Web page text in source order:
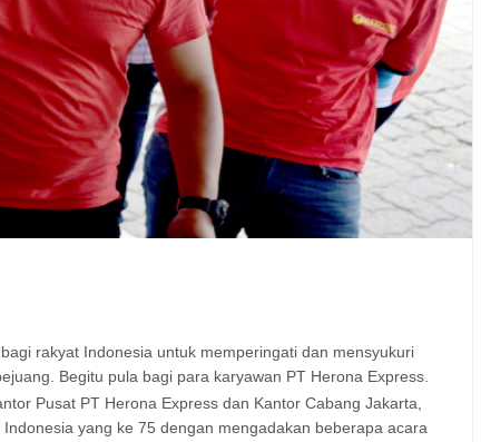
rakyat Indonesia untuk memperingati dan mensyukuri
Begitu pula bagi para karyawan PT Herona Express.
Pusat PT Herona Express dan Kantor Cabang Jakarta,
yang ke 75 dengan mengadakan beberapa acara